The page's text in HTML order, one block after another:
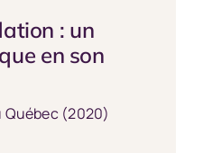
: un
en son
Québec (2020)